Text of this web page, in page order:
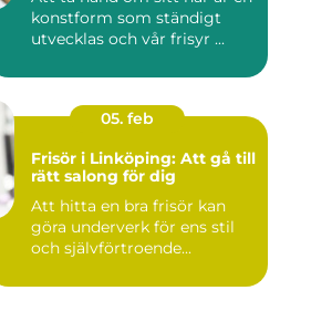
konstform som ständigt
utvecklas och vår frisyr ...
05. feb
Frisör i Linköping: Att gå till
rätt salong för dig
Att hitta en bra frisör kan
göra underverk för ens stil
och självförtroende...